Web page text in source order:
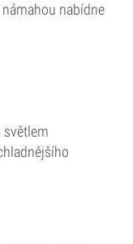
nabídne
světlem